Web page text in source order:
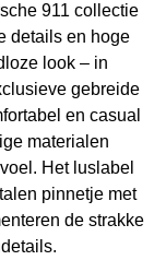
911 collectie
details en hoge
look – in
gebreide
en casual
materialen
Het luslabel
pinnetje met
de strakke